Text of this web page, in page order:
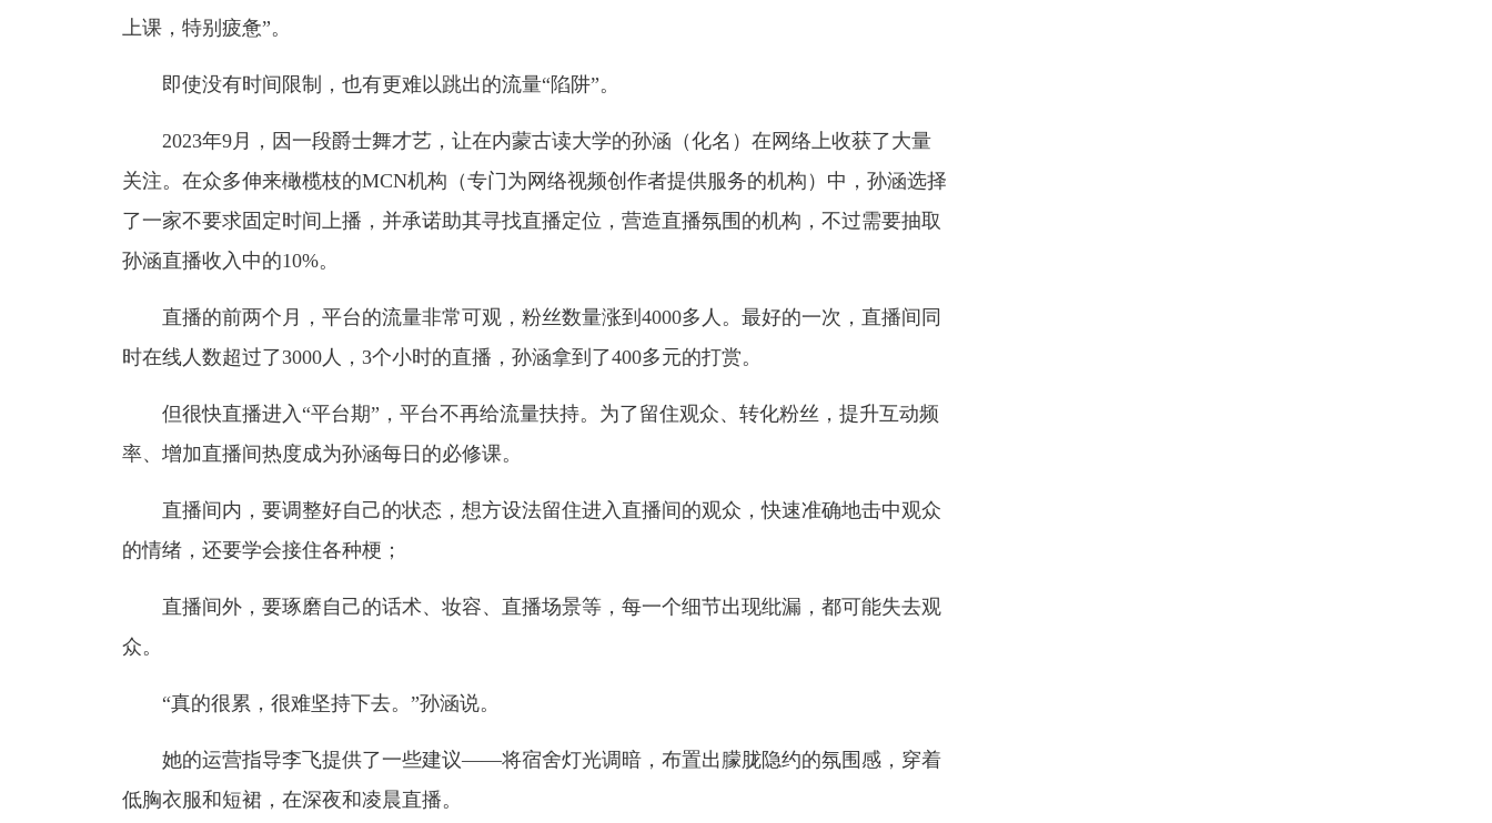
上课，特别疲惫”。
即使没有时间限制，也有更难以跳出的流量“陷阱”。
2023年9月，因一段爵士舞才艺，让在内蒙古读大学的孙涵（化名）在网络上收获了大量
关注。在众多伸来橄榄枝的MCN机构（专门为网络视频创作者提供服务的机构）中，孙涵选择
了一家不要求固定时间上播，并承诺助其寻找直播定位，营造直播氛围的机构，不过需要抽取
孙涵直播收入中的10%。
直播的前两个月，平台的流量非常可观，粉丝数量涨到4000多人。最好的一次，直播间同
时在线人数超过了3000人，3个小时的直播，孙涵拿到了400多元的打赏。
但很快直播进入“平台期”，平台不再给流量扶持。为了留住观众、转化粉丝，提升互动频
率、增加直播间热度成为孙涵每日的必修课。
直播间内，要调整好自己的状态，想方设法留住进入直播间的观众，快速准确地击中观众
的情绪，还要学会接住各种梗；
直播间外，要琢磨自己的话术、妆容、直播场景等，每一个细节出现纰漏，都可能失去观
众。
“真的很累，很难坚持下去。”孙涵说。
她的运营指导李飞提供了一些建议——将宿舍灯光调暗，布置出朦胧隐约的氛围感，穿着
低胸衣服和短裙，在深夜和凌晨直播。